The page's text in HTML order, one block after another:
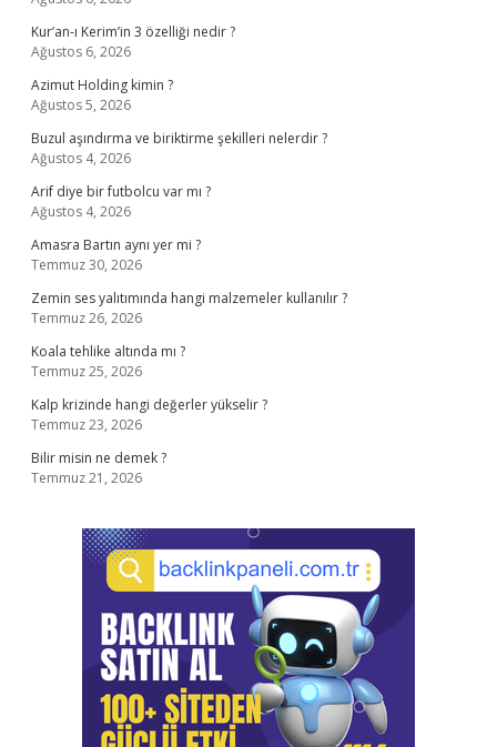
Kur’an-ı Kerim’in 3 özelliği nedir ?
Ağustos 6, 2026
Azimut Holding kimin ?
Ağustos 5, 2026
Buzul aşındırma ve biriktirme şekilleri nelerdir ?
Ağustos 4, 2026
Arif diye bir futbolcu var mı ?
Ağustos 4, 2026
Amasra Bartın aynı yer mi ?
Temmuz 30, 2026
Zemin ses yalıtımında hangi malzemeler kullanılır ?
Temmuz 26, 2026
Koala tehlike altında mı ?
Temmuz 25, 2026
Kalp krizinde hangi değerler yükselir ?
Temmuz 23, 2026
Bilir misin ne demek ?
Temmuz 21, 2026